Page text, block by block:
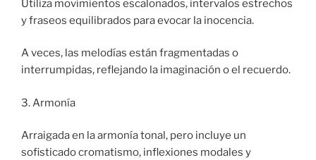
Utiliza movimientos escalonados, intervalos estrechos
y fraseos equilibrados para evocar la inocencia.
A veces, las melodías están fragmentadas o
interrumpidas, reflejando la imaginación o el recuerdo.
3. Armonía
Arraigada en la armonía tonal, pero incluye un
sofisticado cromatismo, inflexiones modales y